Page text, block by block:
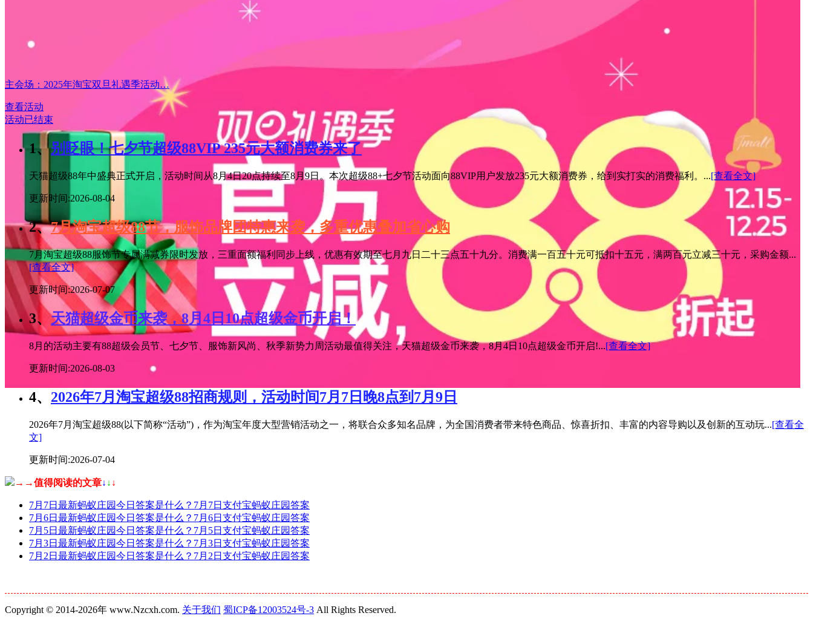
主会场：2025年淘宝双旦礼遇季活动…
查看活动
活动已结束
1、别眨眼！七夕节超级88VIP 235元大额消费券来了
天猫超级88年中盛典正式开启，活动时间从8月4日20点持续至8月9日。本次超级88+七夕节活动面向88VIP用户发放235元大额消费券，给到实打实的消费福利。...[查看全文]
更新时间:2026-08-04
2、7月淘宝超级88节，服饰品牌团特惠来袭，多重优惠叠加省心购
7月淘宝超级88服饰节专属满减券限时发放，三重面额福利同步上线，优惠有效期至七月九日二十三点五十九分。消费满一百五十元可抵扣十五元，满两百元立减三十元，采购金额...
[查看全文]
更新时间:2026-07-07
3、天猫超级金币来袭，8月4日10点超级金币开启！
8月的活动主要有88超级会员节、七夕节、服饰新风尚、秋季新势力周活动最值得关注，天猫超级金币来袭，8月4日10点超级金币开启!...[查看全文]
更新时间:2026-08-03
4、 2026年7月淘宝超级88招商规则，活动时间7月7日晚8点到7月9日
2026年7月淘宝超级88(以下简称“活动”)，作为淘宝年度大型营销活动之一，将联合众多知名品牌，为全国消费者带来特色商品、惊喜折扣、丰富的内容导购以及创新的互动玩...[查看全
文]
更新时间:2026-07-04
→→值得阅读的文章↓ ↓ ↓
7月7日最新蚂蚁庄园今日答案是什么？7月7日支付宝蚂蚁庄园答案
7月6日最新蚂蚁庄园今日答案是什么？7月6日支付宝蚂蚁庄园答案
7月5日最新蚂蚁庄园今日答案是什么？7月5日支付宝蚂蚁庄园答案
7月3日最新蚂蚁庄园今日答案是什么？7月3日支付宝蚂蚁庄园答案
7月2日最新蚂蚁庄园今日答案是什么？7月2日支付宝蚂蚁庄园答案
Copyright © 2014-2026年 www.Nzcxh.com. 关于我们 蜀ICP备12003524号-3 All Rights Reserved.